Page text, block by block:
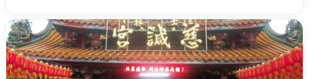
治スローガン、そしてようやくプユマ・タロコの世代になって、
先住民族の地名が再びレールの上に敷き戻されたのです。